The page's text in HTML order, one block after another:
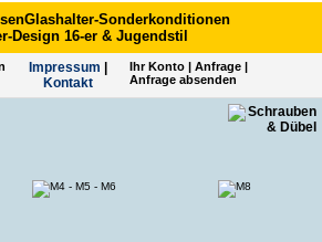
Glashalter-Sonderkonditionen
Design 16-er & Jugendstil
Impres­sum
Kontakt
Ihr Konto| Anfrage|
Anfrage absenden